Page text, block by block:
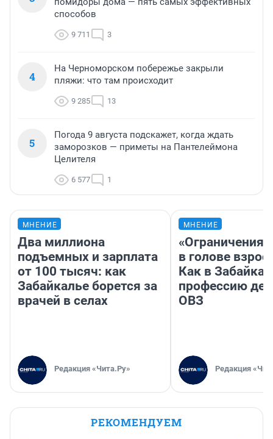
способов
9 711 3
4
На Черноморском побережье закрыли
пляжи: что там происходит
9 285 13
5
Погода 9 августа подскажет, когда ждать
заморозков — приметы на Пантелеймона
Целителя
6 577 1
МНЕНИЕ
Два миллиона
подъемных и зарплата
от 100 тысяч: как
Забайкалье борется за
врачей в селах
Редакция «Чита.Ру»
МНЕНИЕ
«Ограничения
в голове
Как в
профессию
ОВЗ
Редакция
РЕКОМЕНДУЕМ